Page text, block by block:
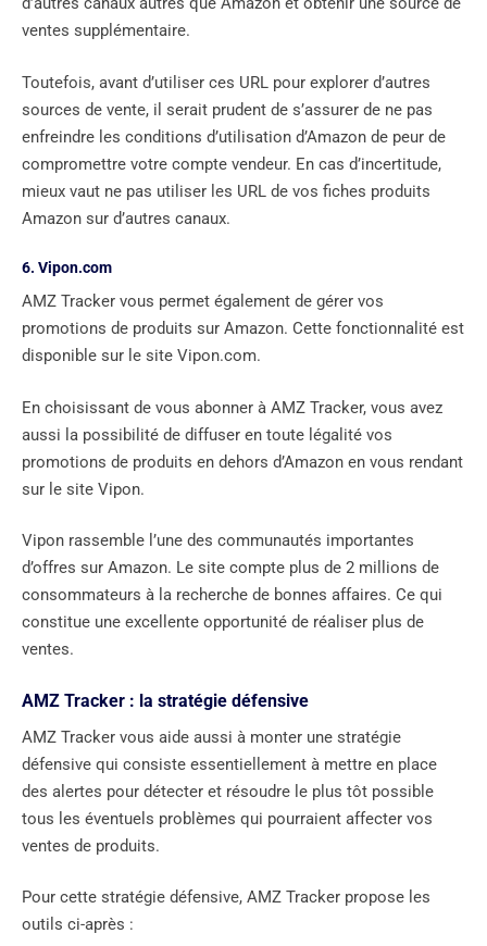
ventes supplémentaire.
Toutefois, avant d’utiliser ces URL pour explorer d’autres
sources de vente, il serait prudent de s’assurer de ne pas
enfreindre les conditions d’utilisation d’Amazon de peur de
compromettre votre compte vendeur. En cas d’incertitude,
mieux vaut ne pas utiliser les URL de vos fiches produits
Amazon sur d’autres canaux.
6. Vipon.com
AMZ Tracker vous permet également de gérer vos
promotions de produits sur Amazon. Cette fonctionnalité est
disponible sur le site Vipon.com.
En choisissant de vous abonner à AMZ Tracker, vous avez
aussi la possibilité de diffuser en toute légalité vos
promotions de produits en dehors d’Amazon en vous rendant
sur le site Vipon.
Vipon rassemble l’une des communautés importantes
d’offres sur Amazon. Le site compte plus de 2 millions de
consommateurs à la recherche de bonnes affaires. Ce qui
constitue une excellente opportunité de réaliser plus de
ventes.
AMZ Tracker : la stratégie défensive
AMZ Tracker vous aide aussi à monter une stratégie
défensive qui consiste essentiellement à mettre en place
des alertes pour détecter et résoudre le plus tôt possible
tous les éventuels problèmes qui pourraient affecter vos
ventes de produits.
Pour cette stratégie défensive, AMZ Tracker propose les
outils ci-après :